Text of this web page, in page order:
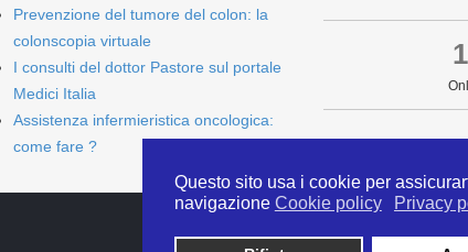
Questo sito usa i cookie per
navigazione Cookie policy Privacy
Prevenzione del tumore del colon: la
colonscopia virtuale
I consulti del dottor Pastore sul portale
Medici Italia
Assistenza infermieristica oncologica:
come fare ?